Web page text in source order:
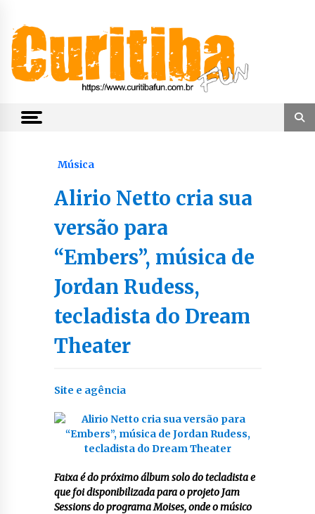
content
CuritibaFun
Música
Alirio Netto cria sua
versão para
“Embers”, música de
Jordan Rudess,
tecladista do Dream
Theater
Site e agência
Faixa é do próximo álbum solo do tecladista e
que foi disponibilizada para o projeto Jam
Sessions do programa Moises, onde o músico